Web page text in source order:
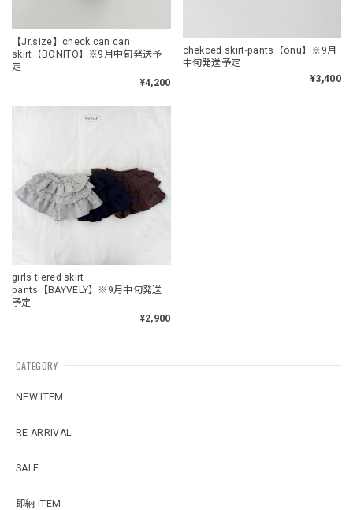
【Jr.size】check can can
skirt【BONITO】※9月中旬発送予
定
¥4,200
chekced skirt-pants【onu】※9月
中旬発送予定
¥3,400
girls tiered skirt
pants【BAYVELY】※9月中旬発送
予定
¥2,900
CATEGORY
NEW ITEM
RE ARRIVAL
SALE
即納 ITEM